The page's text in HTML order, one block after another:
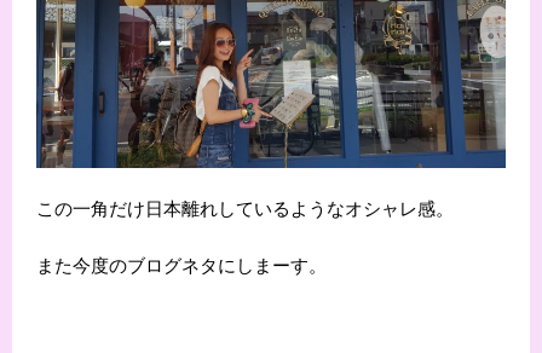
この一角だけ日本離れしているようなオシャレ感。
また今度のブログネタにしまーす。